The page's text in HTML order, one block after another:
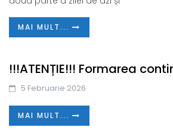
MAI MULT...
!!!ATENȚIE!!! Formarea
5 Februarie 2026
MAI MULT...